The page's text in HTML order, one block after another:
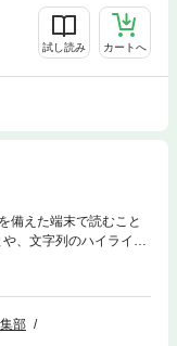
試し読み カートへ
備えた端末で読むこと
、文字列のハイライ
ません。『機動戦士ガ
ャラクター、シャア・
ツで主人公であるアム
彗星」の異名を取る稀
ったモビルスーツとと
部